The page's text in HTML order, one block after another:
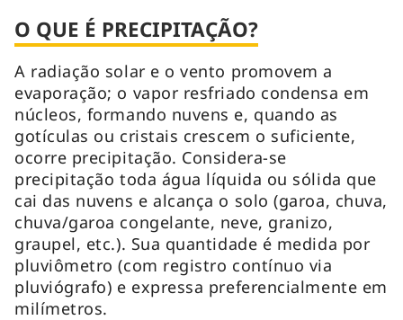
O QUE É PRECIPITAÇÃO?
A radiação solar e o vento promovem a
evaporação; o vapor resfriado condensa em
núcleos, formando nuvens e, quando as
gotículas ou cristais crescem o suficiente,
ocorre precipitação. Considera-se
precipitação toda água líquida ou sólida que
cai das nuvens e alcança o solo (garoa, chuva,
chuva/garoa congelante, neve, granizo,
graupel, etc.). Sua quantidade é medida por
pluviômetro (com registro contínuo via
pluviógrafo) e expressa preferencialmente em
milímetros.